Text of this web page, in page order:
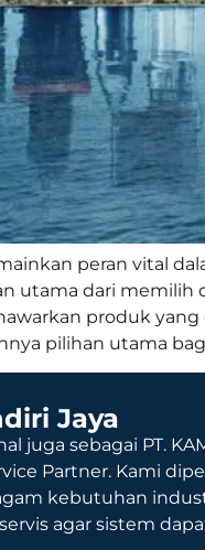
peran vital
utama dari memilih
produk
pilihan utama
Jaya
juga sebagai PT.
Partner. Kami
kebutuhan
agar sistem